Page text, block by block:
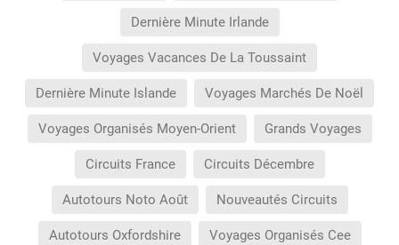
Dernière Minute Irlande
Voyages Vacances De La Toussaint
Dernière Minute Islande Voyages Marchés De Noël
Voyages Organisés Moyen-Orient Grands Voyages
Circuits France Circuits Décembre
Autotours Noto Août Nouveautés Circuits
Autotours Oxfordshire Voyages Organisés Cee